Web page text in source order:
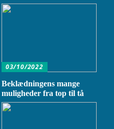
03/10/2022
Beklædningens mange
muligheder fra top til tå